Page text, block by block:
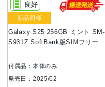
Galaxy S25 256GB ミント SM-
S931Z SoftBank版SIMフリー
良好
新品同様
付属品：本体のみ
発売日：2025/02